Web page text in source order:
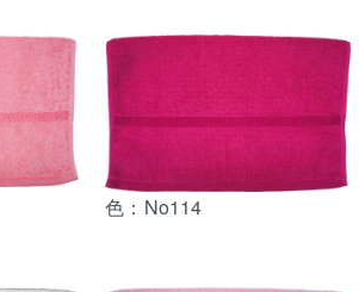
色：No114